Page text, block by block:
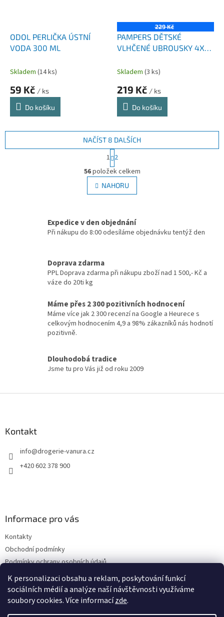
K personalizaci obsahu a reklam, poskytování funkcí
sociálních médií a analýze naší návštěvnosti využíváme
soubory cookies. Více informacízde.
ODOL PERLIČKA ÚSTNÍ
VODA 300 ML
Skladem (14 ks)
59 Kč / ks
Do košíku
229 Kč
PAMPERS DĚTSKÉ
VLHČENÉ UBROUSKY 4X46
Skladem (3 ks)
219 Kč / ks
Do košíku
O
v
l
á
c
í
k
y
p
i
s
NAČÍST 8 DALŠÍCH
S
t
r
á
n
k
á
n
í
1 2
56položek celkem
NAHORU
Expedice v den objednání
Při nákupu do 8:00 odesíláme objednávku tentýž den
Doprava zdarma
PPL Doprava zdarma při nákupu zboží nad 1 500,- Kč a
váze do 20ti kg
Máme přes 2 300 pozitivních hodnocení
Máme více jak 2 300 recenzí na Google a Heurece s
celkovým hodnocením 4,9 a 98% zákazníků nás hodnotí
pozitivně.
Dlouhodobá tradice
Jsme tu pro Vás již od roku 2009
Kontakt
info@drogerie-vanura.cz
+420 602 378 900
Informace pro vás
Kontakty
Obchodní podmínky
Podmínky ochrany osobních údajů
Dodací a platební podmínky